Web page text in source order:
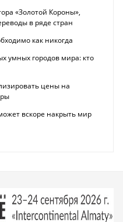
«Золотой Короны»,
в ряде стран
как никогда
умных городов мира: кто
цены на
вскоре накрыть мир